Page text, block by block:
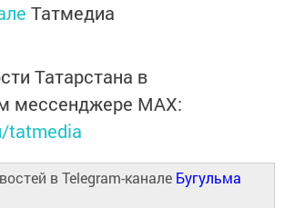
Татмедиа
Татарстана в
мессенджере MАХ:
tatmedia
в Telegram-канале Бугульма